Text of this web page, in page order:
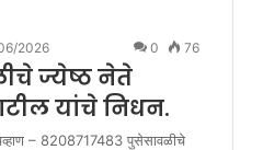
2026 0 76
ज्येष्ठ नेते
यांचे निधन.
चव्हाण – 8208717483 पुसेसावळीचे